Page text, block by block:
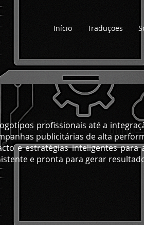
Início Traduções
profissionais até a
publicitárias de alta
e estratégias inteligentes
e pronta para gerar